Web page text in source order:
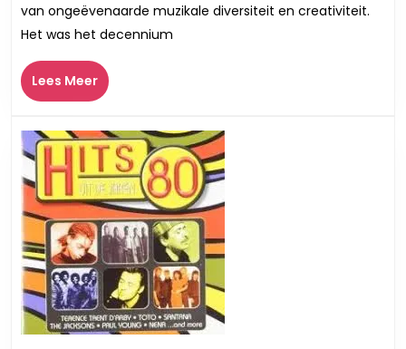
van ongeëvenaarde muzikale diversiteit en creativiteit.
Het was het decennium
Lees MeerLees
Meer